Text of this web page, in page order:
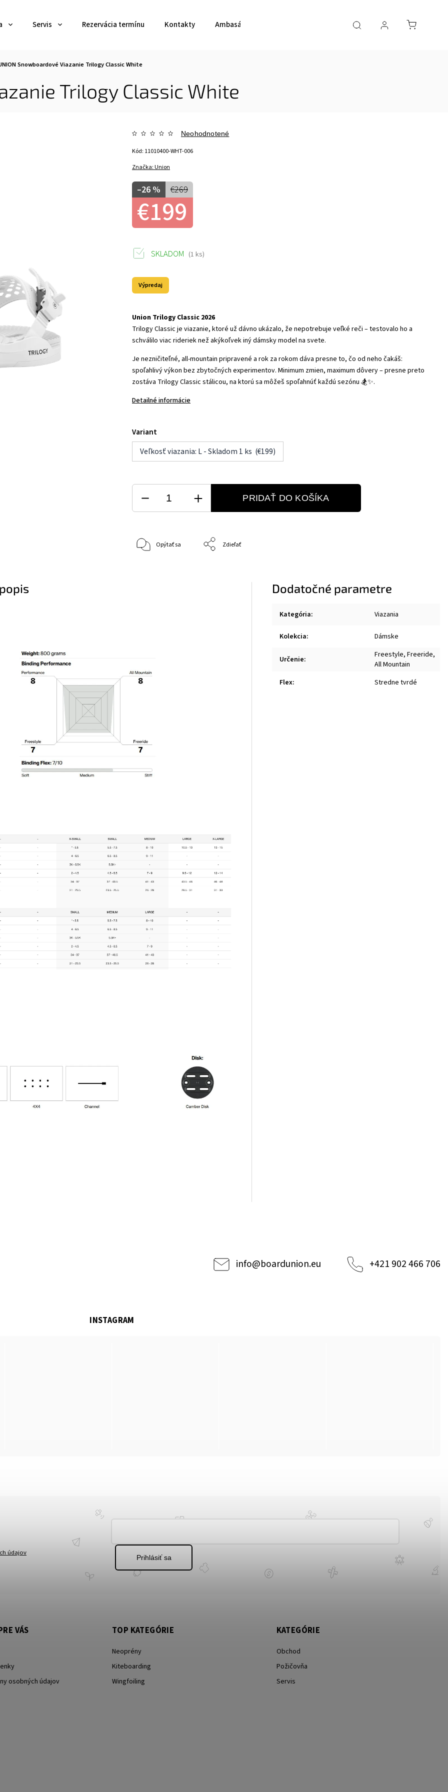
Servis Rezervácia termínu Kontakty Ambasádori
Snowboardové Viazanie Trilogy Classic White
Trilogy Classic White
Značka:Union
Neohodnotené
€269
–26 %
€199
Kód: 11010400-WHT-006
Výpredaj
Union Trilogy Classic 2026
Trilogy Classic je viazanie, ktoré už dávno ukázalo, že nepotrebuje veľké reči – testovalo ho a
schválilo viac rideriek než akýkoľvek iný dámsky model na svete.
Je nezničiteľné, all-mountain pripravené a rok za rokom dáva presne to, čo od neho čakáš:
spoľahlivý výkon bez zbytočných experimentov. Minimum zmien, maximum dôvery – presne preto
zostáva Trilogy Classic stálicou, na ktorú sa môžeš spoľahnúť každú sezónu 🏂✨.
Detailné informácie
Variant
Veľkosť viazania: L - Skladom 1 ks (€199)
SKLADOM (1 ks)
PRIDAŤ DO KOŠÍKA
Opýtať sa Zdieľať
Dodatočné parametre
Kategória: Viazania
Kolekcia: Dámske
Určenie:
Freestyle, Freeride,
All Mountain
Flex: Stredne tvrdé
info@boardunion.eu +421 902 466 706
INSTAGRAM
VÁS
osobných údajov
TOP KATEGÓRIE
Neoprény
Kiteboarding
Wingfoiling
KATEGÓRIE
Obchod
Požičovňa
Servis
údajov
Prihlásiť sa